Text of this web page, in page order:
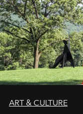
ART & CULTURE